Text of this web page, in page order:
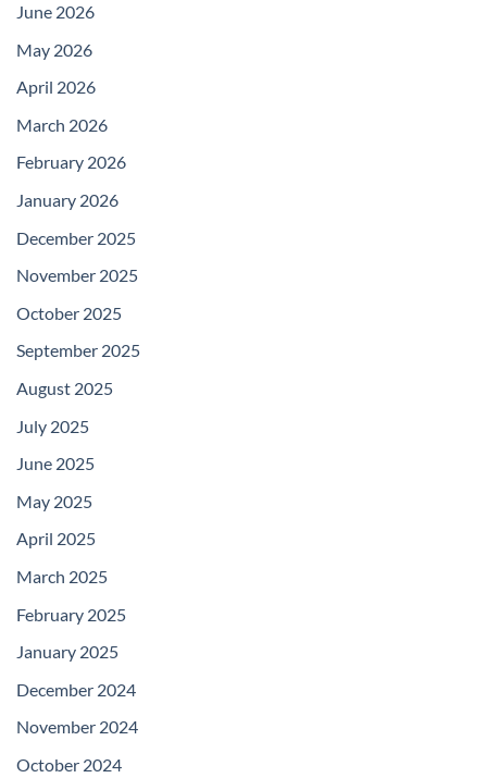
June 2026
May 2026
April 2026
March 2026
February 2026
January 2026
December 2025
November 2025
October 2025
September 2025
August 2025
July 2025
June 2025
May 2025
April 2025
March 2025
February 2025
January 2025
December 2024
November 2024
October 2024